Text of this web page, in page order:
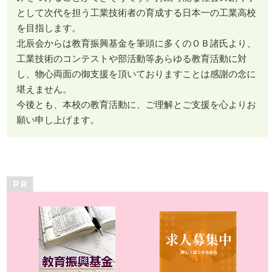
として次代を担う工業技術者の育成する日本一の工業高校
を目指します。
北辰会からは教育振興基金を筆頭に多くのＯＢ諸氏より、
工業技術のコンテストや部活動等あらゆる教育活動に対
し、物心両面の御支援を頂いておりますことは感謝の念に
堪えません。
今後とも、本校の教育活動に、ご理解とご支援を心よりお
願い申し上げます。
P R